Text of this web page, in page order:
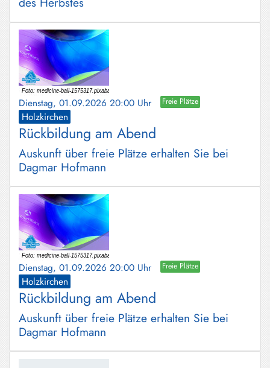
Dienstag, 01.09.2026 20:00 Uhr Freie Plätze
Holzkirchen
Rückbildung am Abend
Auskunft über freie Plätze erhalten Sie bei
Dagmar Hofmann
Dienstag, 01.09.2026 20:00 Uhr Freie Plätze
Holzkirchen
Rückbildung am Abend
Auskunft über freie Plätze erhalten Sie bei
Dagmar Hofmann